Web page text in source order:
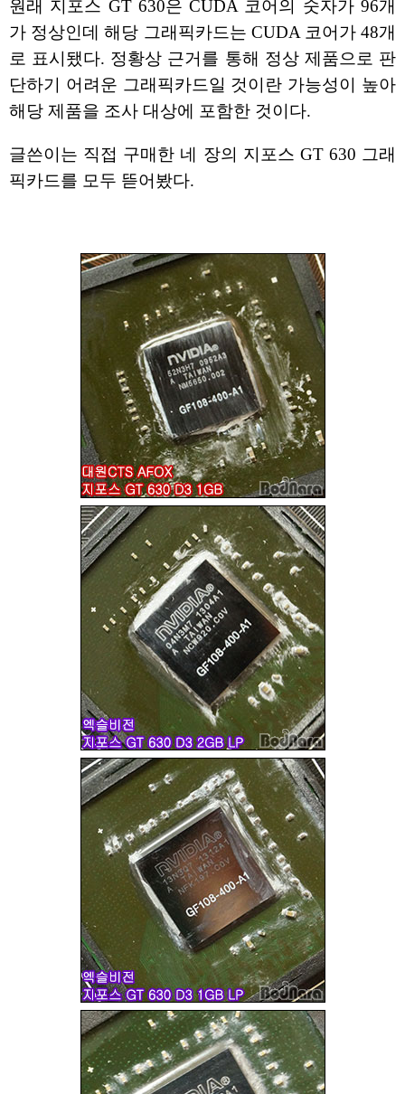
원래 지포스 GT 630은 CUDA 코어의 숫자가 96개
가 정상인데 해당 그래픽카드는 CUDA 코어가 48개
로 표시됐다. 정황상 근거를 통해 정상 제품으로 판
단하기 어려운 그래픽카드일 것이란 가능성이 높아
해당 제품을 조사 대상에 포함한 것이다.
글쓴이는 직접 구매한 네 장의 지포스 GT 630 그래
픽카드를 모두 뜯어봤다.